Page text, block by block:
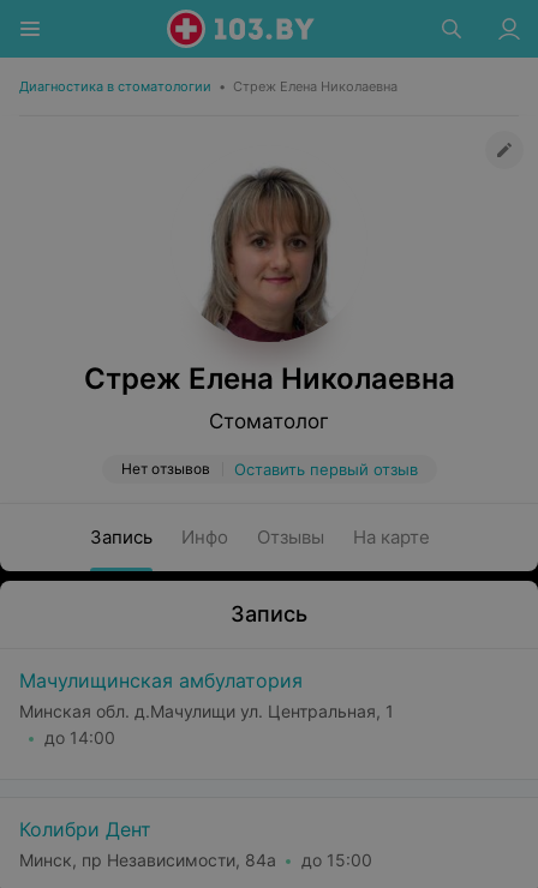
Диагностика в стоматологии • Стреж Елена Николаевна
Стреж Елена Николаевна
Стоматолог
Нет отзывов Оставить первый отзыв
Запись Инфо Отзывы На карте
Запись
Мачулищинская амбулатория
Минская обл. д.Мачулищи ул. Центральная, 1
до 14:00
Колибри Дент
Минск, пр Независимости, 84а до 15:00